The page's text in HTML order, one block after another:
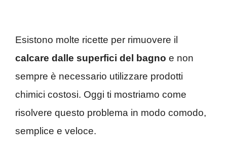
Esistono molte ricette per rimuovere il
calcare dalle superfici del bagno e non
sempre è necessario utilizzare prodotti
chimici costosi. Oggi ti mostriamo come
risolvere questo problema in modo comodo,
semplice e veloce.